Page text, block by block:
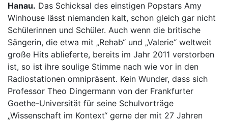
Hanau. Das Schicksal des einstigen Popstars Amy
Winhouse lässt niemanden kalt, schon gleich gar nicht
Schülerinnen und Schüler. Auch wenn die britische
Sängerin, die etwa mit „Rehab“ und „Valerie“ weltweit
große Hits ablieferte, bereits im Jahr 2011 verstorben
ist, so ist ihre soulige Stimme nach wie vor in den
Radiostationen omnipräsent. Kein Wunder, dass sich
Professor Theo Dingermann von der Frankfurter
Goethe-Universität für seine Schulvorträge
„Wissenschaft im Kontext“ gerne der mit 27 Jahren